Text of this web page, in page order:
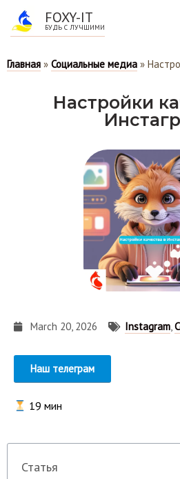
FOXY-IT
БУДЬ С ЛУЧШИМИ
Главная » Социальные медиа »
Настройки
March 20, 2026 Instagram,
Наш телеграм
19 мин
Статья